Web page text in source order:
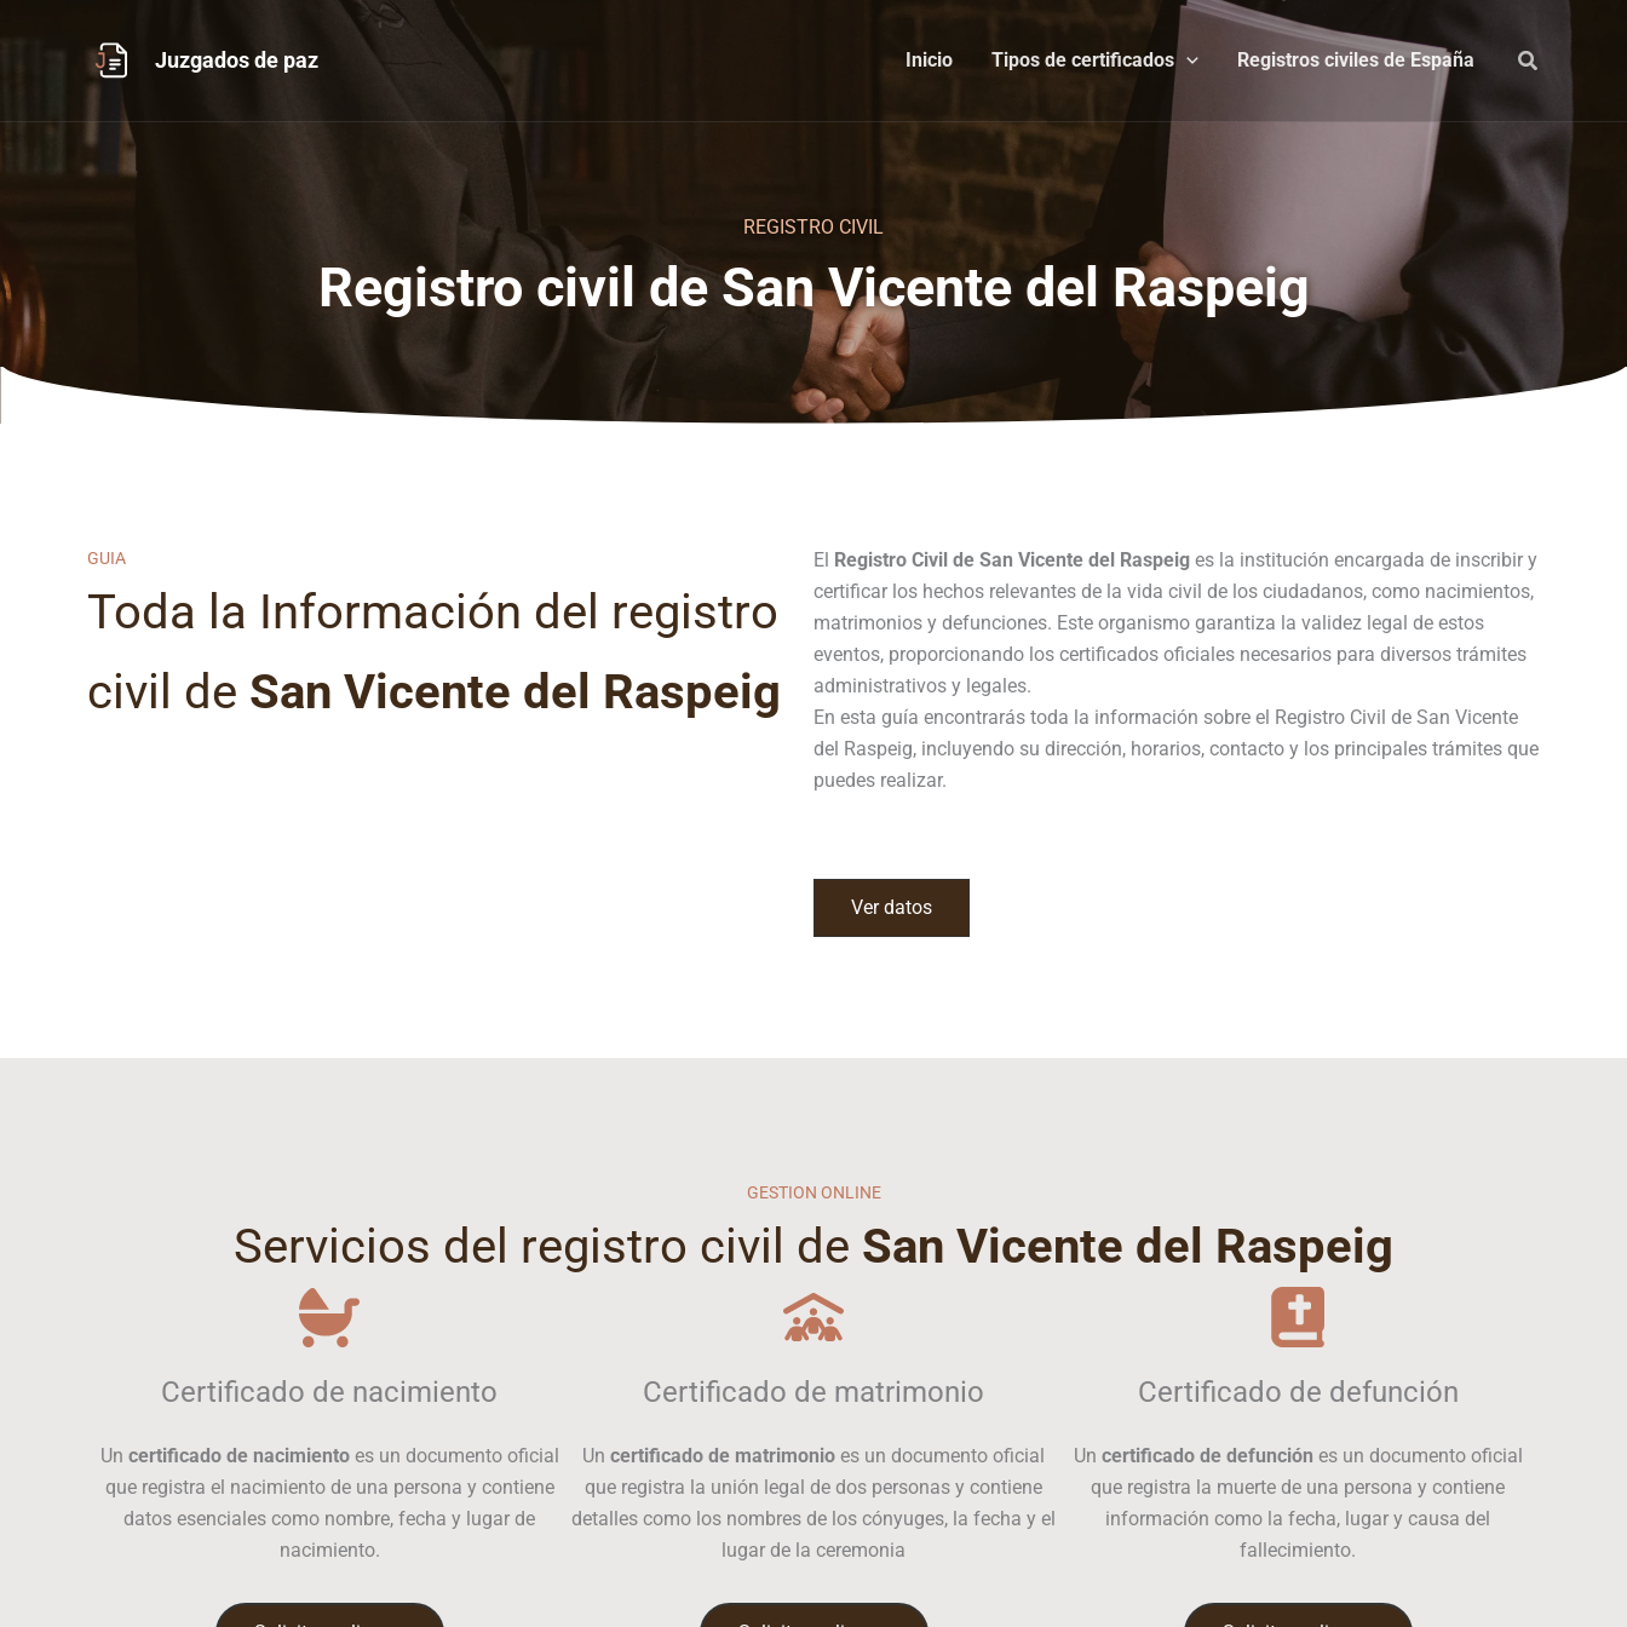
Juzgados de paz Inicio Tipos de certificados Registros civiles de España
REGISTRO CIVIL
Registro civil de San Vicente del Raspeig
GUIA
Toda la Información del registro
civil de San Vicente del Raspeig
El Registro Civil de San Vicente del Raspeig es la institución encargada de inscribir y
certificar los hechos relevantes de la vida civil de los ciudadanos, como nacimientos,
matrimonios y defunciones. Este organismo garantiza la validez legal de estos
eventos, proporcionando los certificados oficiales necesarios para diversos trámites
administrativos y legales.
En esta guía encontrarás toda la información sobre el Registro Civil de San Vicente
del Raspeig, incluyendo su dirección, horarios, contacto y los principales trámites que
puedes realizar.
Ver datos
GESTION ONLINE
Servicios del registro civil de San Vicente del Raspeig
Certificado de nacimiento
Un certificado de nacimientoes un documento oficial
que registra el nacimiento de una persona y contiene
datos esenciales como nombre, fecha y lugar de
nacimiento.
Certificado de matrimonio
Un certificado de matrimonio es un documento oficial
que registra la unión legal de dos personas y contiene
detalles como los nombres de los cónyuges, la fecha y el
lugar de la ceremonia
Certificado de defunción
Un certificado de defunción es un documento oficial
que registra la muerte de una persona y contiene
información como la fecha, lugar y causa del
fallecimiento.